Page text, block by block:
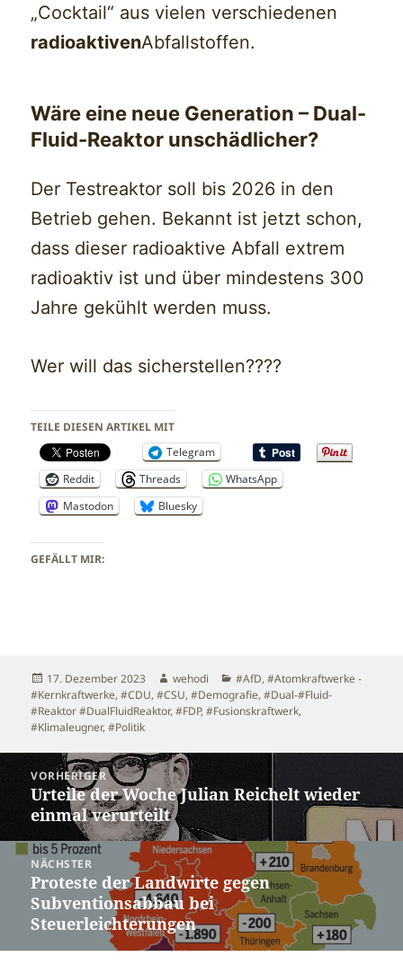
„Cocktail“ aus vielen verschiedenen
radioaktivenAbfallstoffen.
Wäre eine neue Generation – Dual-
Fluid-Reaktor unschädlicher?
Der Testreaktor soll bis 2026 in den
Betrieb gehen. Bekannt ist jetzt schon,
dass dieser radioaktive Abfall extrem
radioaktiv ist und über mindestens 300
Jahre gekühlt werden muss.
Wer will das sicherstellen????
TEILE DIESEN ARTIKEL MIT
Telegram
Reddit
Threads
WhatsApp
Mastodon
Bluesky
GEFÄLLT MIR:
Veröffentlicht
am
17. Dezember 2023 Autor
wehodi Kategorien
#AfD,#Atomkraftwerke -
#Kernkraftwerke,#CDU,#CSU,#Demografie,#Dual-#Fluid-
#Reaktor #DualFluidReaktor,#FDP,#Fusionskraftwerk,
#Klimaleugner,#Politik
Beitragsnavigation
VORHERIGER
Vorheriger
Beitrag:
Urteile der Woche Julian Reichelt wieder
einmal verurteilt
NÄCHSTER
Nächster
Beitrag:
Proteste der Landwirte gegen
Subventionsabbau bei
Steuerleichterungen